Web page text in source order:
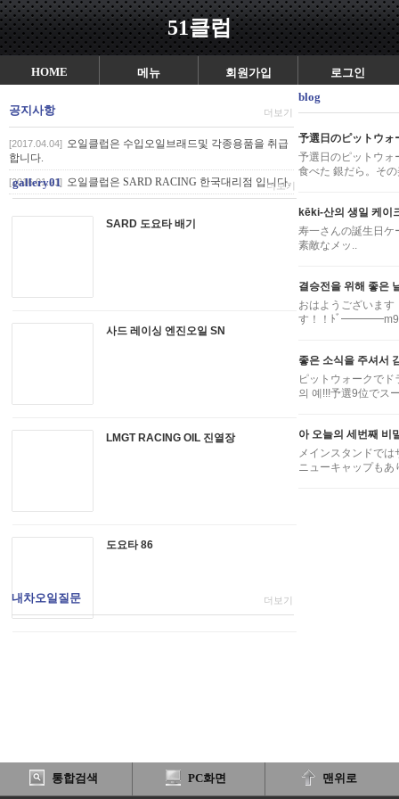
51클럽
HOME 메뉴 회원가입 로그인
공지사항
[2017.04.04] 오일클럽은 수입오일브래드및 각종용품을 취급
합니다.
[2016.01.21] 오일클럽은 SARD RACING 한국대리점 입니다.
더보기
gallery01
SARD 도요타 배기
사드 레이싱 엔진오일 SN
LMGT RACING OIL 진열장
도요타 86
더보기
blog
予選日のピットウォ
予選日のピットウォ
食べた 銀だら。そ
kēki-산의 생일 케
寿一さんの誕生日
素敵なメッ..
결승전을 위해 좋은
おはようございます
す！！ﾄﾞ
좋은 소식을 주셔서
ピットウォークで
의 예!!!予選9位でス
아 오늘의 세번째 비
メインスタンドで
ニューキャップもあ
내차오일질문 더보기
통합검색 PC화면 맨위로